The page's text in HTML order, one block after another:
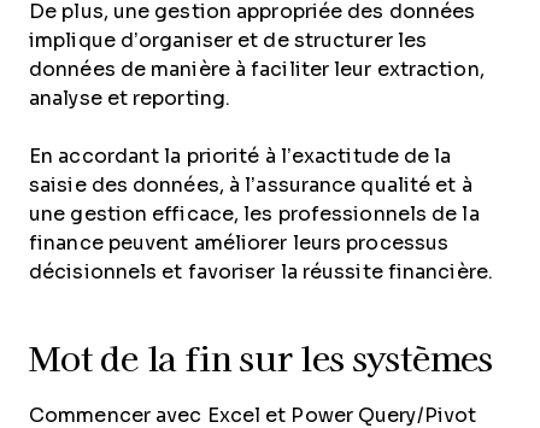
De plus, une gestion appropriée des données
implique d’organiser et de structurer les
données de manière à faciliter leur extraction,
analyse et reporting.
En accordant la priorité à l’exactitude de la
saisie des données, à l’assurance qualité et à
une gestion efficace, les professionnels de la
finance peuvent améliorer leurs processus
décisionnels et favoriser la réussite financière.
Mot de la fin sur les systèmes
Commencer avec Excel et Power Query/Pivot